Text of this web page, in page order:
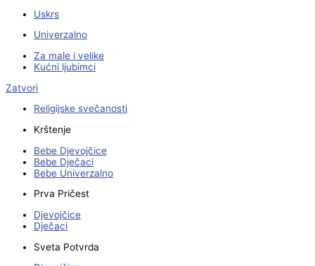
Uskrs
Univerzalno
Za male i velike
Kućni ljubimci
Zatvori
Religijske svečanosti
Krštenje
Bebe Djevojčice
Bebe Dječaci
Bebe Univerzalno
Prva Pričest
Djevojčice
Dječaci
Sveta Potvrda